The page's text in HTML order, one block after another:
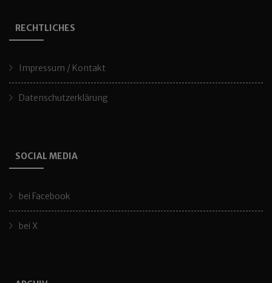
RECHTLICHES
Impressum / Kontakt
Datenschutzerklärung
SOCIAL MEDIA
bei Facebook
bei X